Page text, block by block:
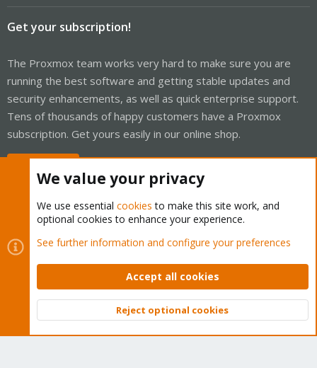
Get your subscription!
The Proxmox team works very hard to make sure you are
running the best software and getting stable updates and
security enhancements, as well as quick enterprise support.
Tens of thousands of happy customers have a Proxmox
subscription. Get yours easily in our online shop.
Cookies
Proxmox Support Forum - Light Mode
Contact us
Terms and rules Privacy policy Help Home
Community platform by XenForo © 2010-2026 XenForo Ltd.
Top
We value your privacy
We use essential cookies to make this site work, and
optional cookies to enhance your experience.
See further information and configure your preferences
Accept all cookies
Reject optional cookies